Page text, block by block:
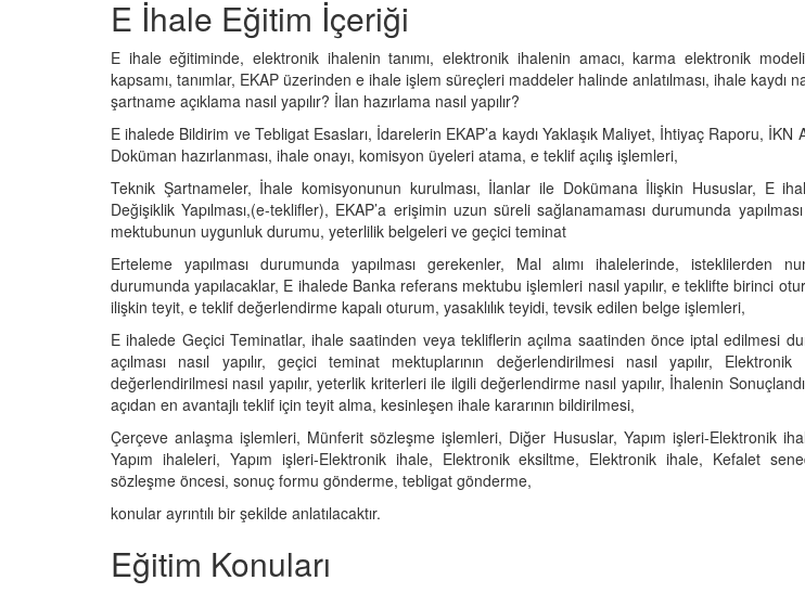
E İhale Eğitim İçeriği
E ihale eğitiminde, elektronik ihalenin tanımı, elektronik ihalenin amacı, karma elektronik
kapsamı, tanımlar, EKAP üzerinden e ihale işlem süreçleri maddeler halinde anlatılması, ihale kaydı
şartname açıklama nasıl yapılır? İlan hazırlama nasıl yapılır?
E ihalede Bildirim ve Tebligat Esasları, İdarelerin EKAP’a kaydı Yaklaşık Maliyet, İhtiyaç Raporu, İKN
Doküman hazırlanması, ihale onayı, komisyon üyeleri atama, e teklif açılış işlemleri,
Teknik Şartnameler, İhale komisyonunun kurulması, İlanlar ile Dokümana İlişkin Hususlar, E
Değişiklik Yapılması,(e-teklifler), EKAP’a erişimin uzun süreli sağlanamaması durumunda
mektubunun uygunluk durumu, yeterlilik belgeleri ve geçici teminat
Erteleme yapılması durumunda yapılması gerekenler, Mal alımı ihalelerinde, isteklilerden
durumunda yapılacaklar, E ihalede Banka referans mektubu işlemleri nasıl yapılır, e teklifte birinci
ilişkin teyit, e teklif değerlendirme kapalı oturum, yasaklılık teyidi, tevsik edilen belge işlemleri,
E ihalede Geçici Teminatlar, ihale saatinden veya tekliflerin açılma saatinden önce iptal edilmesi
açılması nasıl yapılır, geçici teminat mektuplarının değerlendirilmesi nasıl yapılır,
değerlendirilmesi nasıl yapılır, yeterlik kriterleri ile ilgili değerlendirme nasıl yapılır, İhalenin
açıdan en avantajlı teklif için teyit alma, kesinleşen ihale kararının bildirilmesi,
Çerçeve anlaşma işlemleri, Münferit sözleşme işlemleri, Diğer Hususlar, Yapım işleri-Elektronik
Yapım ihaleleri, Yapım işleri-Elektronik ihale, Elektronik eksiltme, Elektronik ihale, Kefalet
sözleşme öncesi, sonuç formu gönderme, tebligat gönderme,
konular ayrıntılı bir şekilde anlatılacaktır.
Eğitim Konuları